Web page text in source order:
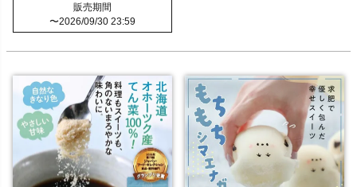
販売期間
〜2026/09/30 23:59